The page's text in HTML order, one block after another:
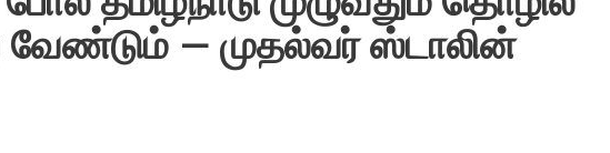
வேண்டும் – முதல்வர் ஸ்டாலின்